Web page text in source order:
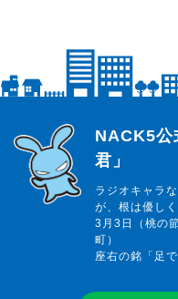
らじっと君
NACK5公
君」
ラジオキャラ
が、根は優し
3月3日（桃の
町）
座右の銘「足で